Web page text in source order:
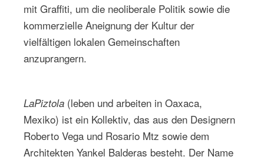
mit Graffiti, um die neoliberale Politik sowie die
kommerzielle Aneignung der Kultur der
vielfältigen lokalen Gemeinschaften
anzuprangern.
LaPiztola (leben und arbeiten in Oaxaca,
Mexiko) ist ein Kollektiv, das aus den Designern
Roberto Vega und Rosario Mtz sowie dem
Architekten Yankel Balderas besteht. Der Name